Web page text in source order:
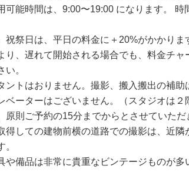
可能時間は、9:00〜19:00 になります。
祝祭日は、平日の料金に＋20%がかかりま
り、遅れて開始される場合でも、料金チ
い。
ントはおりません。撮影、搬入搬出の補助
ベーターはございません。（スタジオは２
原則ご予約の15分までからとさせていただ
得しての建物前横の道路での撮影は、近
や備品は非常に貴重なビンテージものが